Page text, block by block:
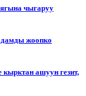
чыгаруу
жоопко
ашуун гезит,